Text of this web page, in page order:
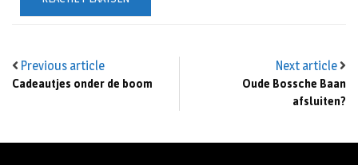
Previous article
Cadeautjes onder de boom
Next article
Oude Bossche Baan
afsluiten?